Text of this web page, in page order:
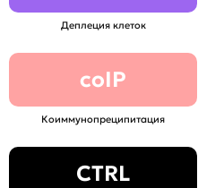
Деплеция клеток
coIP
Коиммунопреципитация
CTRL